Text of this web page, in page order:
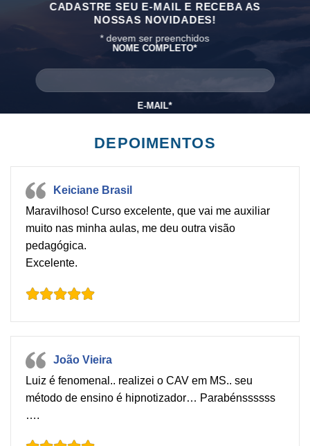
CADASTRE SEU E-MAIL E RECEBA AS
NOSSAS NOVIDADES!
*devem ser preenchidos
NOME COMPLETO*
E-MAIL*
DEPOIMENTOS
Keiciane Brasil
Maravilhoso! Curso excelente, que vai me auxiliar
muito nas minha aulas, me deu outra visão
pedagógica.
Excelente.
João Vieira
Luiz é fenomenal.. realizei o CAV em MS.. seu
método de ensino é hipnotizador… Parabénssssss
….